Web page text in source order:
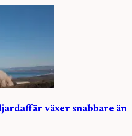
växer snabbare än